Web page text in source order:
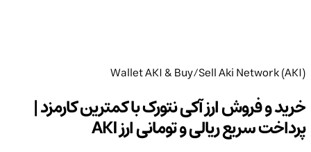
Wallet AKI & Buy/Sell Aki Network (AKI)
خرید و فروش ارز آکی نتورک با کمترین کارمزد |
پرداخت سریع ریالی و تومانی ارز AKI